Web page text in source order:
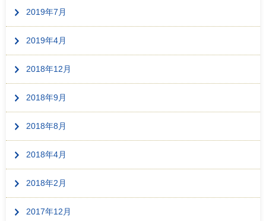
2019年7月
2019年4月
2018年12月
2018年9月
2018年8月
2018年4月
2018年2月
2017年12月